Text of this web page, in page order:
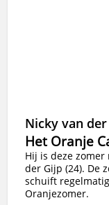
Nicky van
Het Oranje
Hij is deze
der Gijp (24). De
schuift
Oranjezomer.